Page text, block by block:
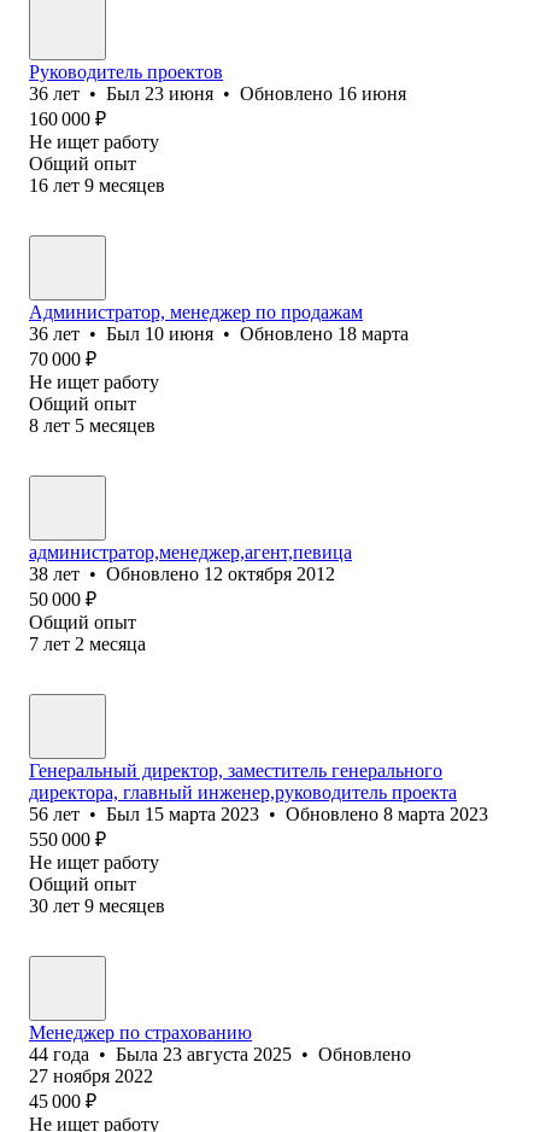
Руководитель проектов
36 лет • Был 23 июня • Обновлено 16 июня
160 000 ₽
Не ищет работу
Общий опыт
16 лет 9 месяцев
Администратор, менеджер по продажам
36 лет • Был 10 июня • Обновлено 18 марта
70 000 ₽
Не ищет работу
Общий опыт
8 лет 5 месяцев
администратор,менеджер,агент,певица
38 лет • Обновлено 12 октября 2012
50 000 ₽
Общий опыт
7 лет 2 месяца
Генеральный директор, заместитель генерального
директора, главный инженер,руководитель проекта
56 лет • Был 15 марта 2023 • Обновлено 8 марта 2023
550 000 ₽
Не ищет работу
Общий опыт
30 лет 9 месяцев
Менеджер по страхованию
44 года • Была 23 августа 2025 • Обновлено
27 ноября 2022
45 000 ₽
Не ищет работу